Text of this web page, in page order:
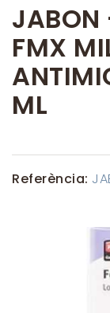
JABON
FMX
ML
Referència: